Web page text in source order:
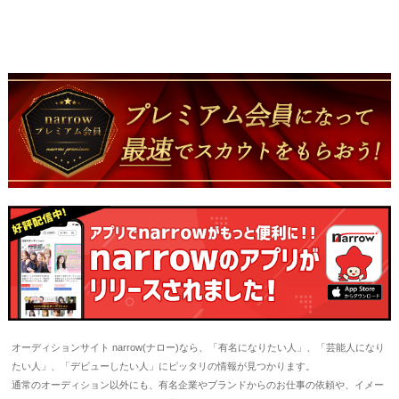
オーディションサイト narrow(ナロー)なら、「有名になりたい人」、「芸能人になり
たい人」、「デビューしたい人」にピッタリの情報が見つかります。
通常のオーディション以外にも、有名企業やブランドからのお仕事の依頼や、イメー